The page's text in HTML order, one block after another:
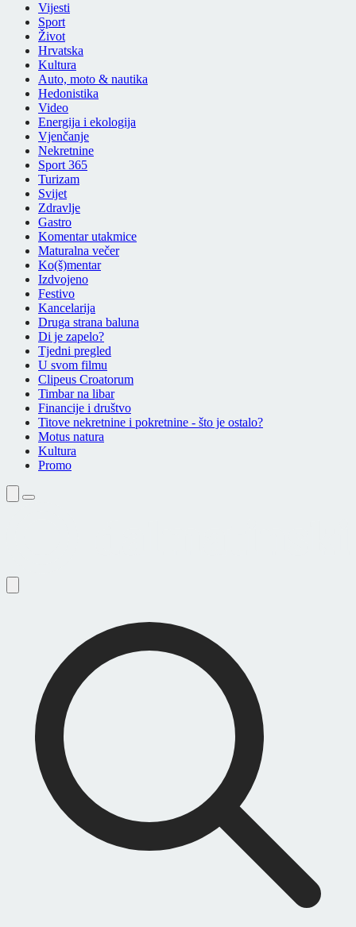
Vijesti
Sport
Život
Hrvatska
Kultura
Auto, moto & nautika
Hedonistika
Video
Energija i ekologija
Vjenčanje
Nekretnine
Sport 365
Turizam
Svijet
Zdravlje
Gastro
Komentar utakmice
Maturalna večer
Ko(š)mentar
Izdvojeno
Festivo
Kancelarija
Druga strana baluna
Di je zapelo?
Tjedni pregled
U svom filmu
Clipeus Croatorum
Timbar na libar
Financije i društvo
Titove nekretnine i pokretnine - što je ostalo?
Motus natura
Kultura
Promo